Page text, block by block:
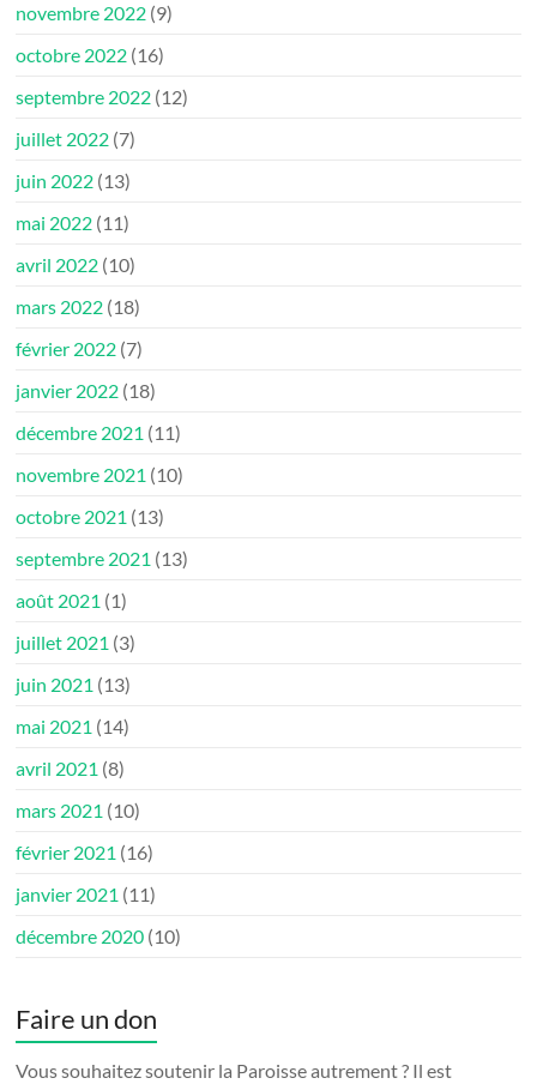
novembre 2022 (9)
octobre 2022 (16)
septembre 2022 (12)
juillet 2022 (7)
juin 2022 (13)
mai 2022 (11)
avril 2022 (10)
mars 2022 (18)
février 2022 (7)
janvier 2022 (18)
décembre 2021 (11)
novembre 2021 (10)
octobre 2021 (13)
septembre 2021 (13)
août 2021 (1)
juillet 2021 (3)
juin 2021 (13)
mai 2021 (14)
avril 2021 (8)
mars 2021 (10)
février 2021 (16)
janvier 2021 (11)
décembre 2020 (10)
Faire un don
Vous souhaitez soutenir la Paroisse autrement ? Il est